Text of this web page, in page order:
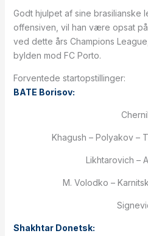
Godt hjulpet af sine brasilianske
offensiven, vil han være opsat
ved dette års Champions
bylden mod FC Porto.
Forventede startopstillinger:
BATE Borisov:
Khagush – Polyakov –
Likhtarovich –
M. Volodko –
Shakhtar Donetsk: